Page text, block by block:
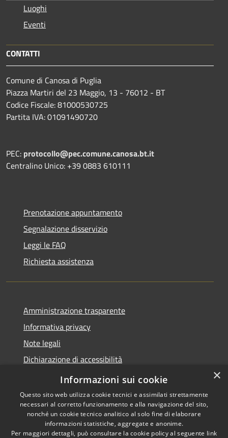
Luoghi
Eventi
CONTATTI
Comune di Canosa di Puglia
Piazza Martiri del 23 Maggio, 13 - 76012 - BT
Codice Fiscale: 81000530725
Partita IVA: 01091490720
PEC: protocollo@pec.comune.canosa.bt.it
Centralino Unico: +39 0883 610111
Prenotazione appuntamento
Segnalazione disservizio
Leggi le FAQ
Richiesta assistenza
Amministrazione trasparente
Informativa privacy
Note legali
Dichiarazione di accessibilità
WhistleblowingPA
Copyright © 2026 • Comune di
×
Informazioni sui cookie
Questo sito web utilizza cookie tecnici e assimilati strettamente
necessari al corretto funzionamento e alla navigazione del sito,
nonché un cookie tecnico analitico al solo fine di elaborare
informazioni statistiche, aggregate e anonime.
Per maggiori dettagli, può consultare la cookie policy al seguente link